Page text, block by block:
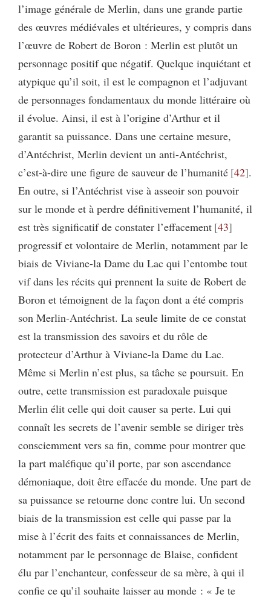
l’image générale de Merlin, dans une grande partie
des œuvres médiévales et ultérieures, y compris dans
l’œuvre de Robert de Boron : Merlin est plutôt un
personnage positif que négatif. Quelque inquiétant et
atypique qu’il soit, il est le compagnon et l’adjuvant
de personnages fondamentaux du monde littéraire où
il évolue. Ainsi, il est à l’origine d’Arthur et il
garantit sa puissance. Dans une certaine mesure,
d’Antéchrist, Merlin devient un anti-Antéchrist,
c’est-à-dire une figure de sauveur de l’humanité 42 .
En outre, si l’Antéchrist vise à asseoir son pouvoir
sur le monde et à perdre définitivement l’humanité, il
est très significatif de constater l’effacement 43
progressif et volontaire de Merlin, notamment par le
biais de Viviane-la Dame du Lac qui l’entombe tout
vif dans les récits qui prennent la suite de Robert de
Boron et témoignent de la façon dont a été compris
son Merlin-Antéchrist. La seule limite de ce constat
est la transmission des savoirs et du rôle de
protecteur d’Arthur à Viviane-la Dame du Lac.
Même si Merlin n’est plus, sa tâche se poursuit. En
outre, cette transmission est paradoxale puisque
Merlin élit celle qui doit causer sa perte. Lui qui
connaît les secrets de l’avenir semble se diriger très
consciemment vers sa fin, comme pour montrer que
la part maléfique qu’il porte, par son ascendance
démoniaque, doit être effacée du monde. Une part de
sa puissance se retourne donc contre lui. Un second
biais de la transmission est celle qui passe par la
mise à l’écrit des faits et connaissances de Merlin,
notamment par le personnage de Blaise, confident
élu par l’enchanteur, confesseur de sa mère, à qui il
confie ce qu’il souhaite laisser au monde : « Je te